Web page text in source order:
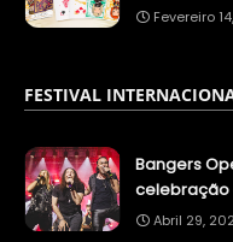
Fevereiro
FESTIVAL
Bangers
Abril 29,